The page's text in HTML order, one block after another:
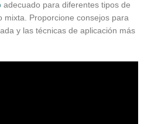
adecuado para diferentes tipos de
mixta. Proporcione consejos para
y las técnicas de aplicación más